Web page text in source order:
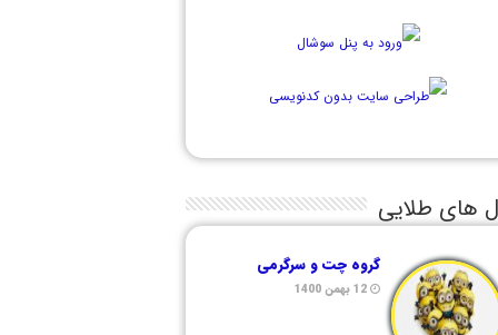
های طلایی
گروه چت و سرگرمی
12 بهمن 1400